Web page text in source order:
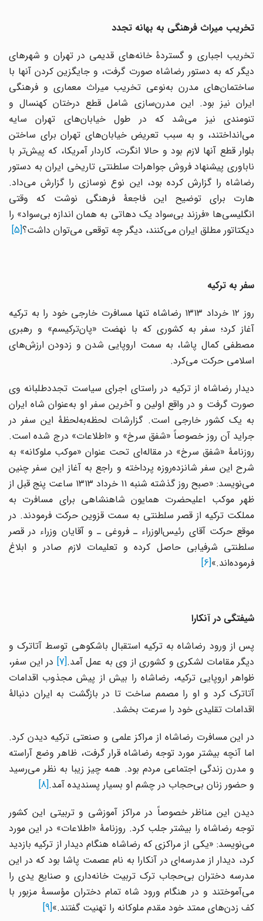
تخریب میراث فرهنگی به بهانه تجدد
تخریب اجباری و گستردۀ خانه‌های قدیمی در تهران و شهرهای
دیگر که به دستور رضاشاه صورت گرفت، و جایگزین کردن آنها با
ساختمان‌های مدرن به‌نوعی تخریب میراث معماری و فرهنگی
ایران نیز بود. این مدرن‌سازی شامل قطع درختان کهنسال و
تنومندی نیز می‌شد که در طول خیابان‌های تهران سایه
می‌انداختند، و به سبب تعریض خیابان‌های تهران برای ساختن
بلوار قطع آنها لازم بود و حالا انگرت، کاردار آمریکا، که پیش‌تر با
ناباوری پیشنهاد فروش جواهرات سلطنتی تاریخی ایران به دستور
رضاشاه را گزارش کرده بود، این نوع نوسازی را گزارش می‌داد.
هارت برای توضیح این فاجعۀ فرهنگی نوشت که وقتی
انگلیسی‌ها «فرزند بی‌سواد یک دهاتی به همان اندازه بی‌سواد» را
دیکتاتور مطلق ایران می‌کنند، دیگر چه توقعی می‌توان داشت؟[5]
سفر به ترکیه
روز ۱۲ خرداد ۱۳۱۳ رضاشاه تنها مسافرت خارجی خود را به ترکیه
آغاز کرد؛ سفر به کشوری که با نهضت «پان‌ترکیسم» و رهبری
مصطفی کمال پاشا، به سمت اروپایی شدن و زدودن ارزش‌های
اسلامی حرکت می‌کرد.
دیدار رضاشاه از ترکیه در راستای اجرای سیاست تجددطلبانه وی
صورت گرفت و در واقع اولین و آخرین سفر او به‌عنوان شاه ایران
به یک کشور خارجی است. گزارشات لحظه‌به‌لحظۀ این سفر در
جراید آن روز خصوصاً «شفق سرخ» و «اطلاعات» درج شده است.
روزنامۀ «شفق سرخ» در مقاله‌ای تحت عنوان «موکب ملوکانه» به
شرح این سفر شانزده‌روزه پرداخته و راجع به آغاز این سفر چنین
می‌نویسد: «صبح روز گذشته شنبه ۱۱ خرداد ۱۳۱۳ ساعت پنج قبل از
ظهر موکب اعلیحضرت همایون شاهنشاهی برای مسافرت به
مملکت ترکیه از قصر سلطنتی به سمت قزوین حرکت فرمودند. در
موقع حرکت آقای رئیس‌الوزراء ـ فروغی ـ و آقایان وزراء در قصر
سلطنتی شرفیابی حاصل کرده و تعلیمات لازم صادر و ابلاغ
فرموده‌اند.»[6]
شیفتگی در آنکارا
پس از ورود رضاشاه به ترکیه استقبال باشکوهی توسط آتاترک و
دیگر مقامات لشکری و کشوری از وی به عمل آمد.[7] در این سفر،
ظواهر اروپایی ترکیه، رضاشاه را بیش از پیش مجذوب اقدامات
آتاترک کرد و او را مصمم ساخت تا در بازگشت به ایران دنبالۀ
اقدامات تقلیدی خود را سرعت بخشد.
در این مسافرت رضاشاه از مراکز علمی و صنعتی ترکیه دیدن کرد.
اما آنچه بیشتر مورد توجه رضاشاه قرار گرفت، ظاهر وضع آراسته
و مدرن زندگی اجتماعی مردم بود. همه چیز زیبا به نظر می‌رسید
و حضور زنان بی‌حجاب در چشم او بسیار پسندیده آمد.[8]
دیدن این مناظر خصوصاً در مراکز آموزشی و تربیتی این کشور
توجه رضاشاه را بیشتر جلب کرد. روزنامۀ «اطلاعات» در این مورد
می‌نویسد: «یکی از مراکزی که رضاشاه هنگام دیدار از ترکیه بازدید
کرد، دیدار از مدرسه‌ای در آنکارا به نام عصمت پاشا بود که در این
مدرسه دختران بی‌حجاب ترک تربیت خانه‌داری و صنایع یدی را
می‌آموختند و در هنگام ورود شاه تمام دختران مؤسسۀ مزبور با
کف زدن‌های ممتد خود مقدم ملوکانه را تهنیت گفتند.»[9]